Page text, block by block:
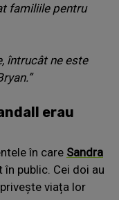
familiile pentru
întrucât ne este
erau
în care Sandra
public. Cei doi au
viața lor